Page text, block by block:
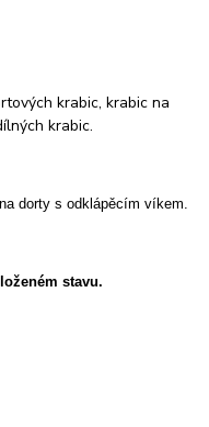
krabic, krabic na
krabic.
dorty s odklápěcím víkem.
stavu.